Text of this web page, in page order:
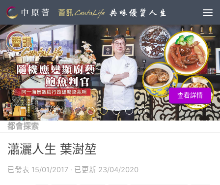
查看詳情
都會探索
瀟灑人生 葉澍堃
已發表 15/01/2017 · 已更新 23/04/2020